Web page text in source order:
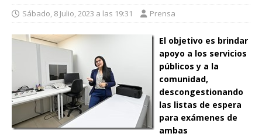
Sábado, 8 Julio, 2023 a las 19:31 Prensa
El objetivo es brindar
apoyo a los servicios
públicos y a la
comunidad,
descongestionando
las listas de espera
para exámenes de
ambas